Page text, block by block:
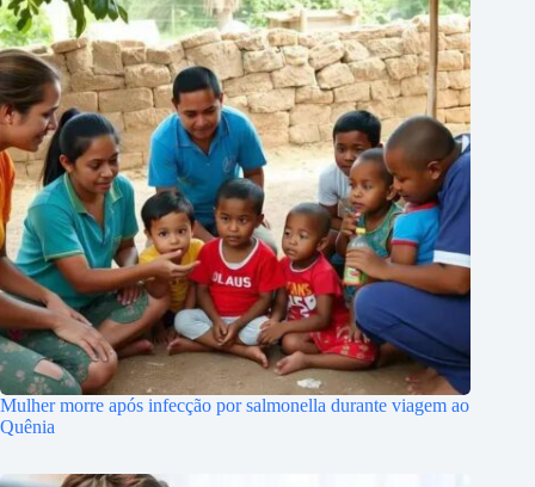
Mulher morre após infecção por salmonella durante viagem ao
Quênia